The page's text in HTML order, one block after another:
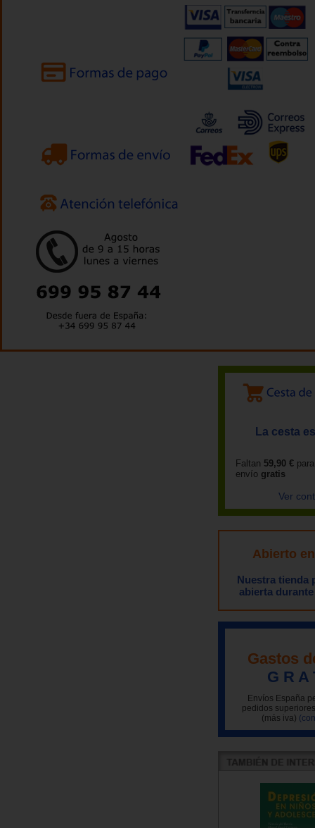
La cesta
Faltan 59,90 €
envío gratis
Ver
Abierto
Nuestra tienda
abierta
Gastos
G R A
Envíos España
pedidos
(más iva)